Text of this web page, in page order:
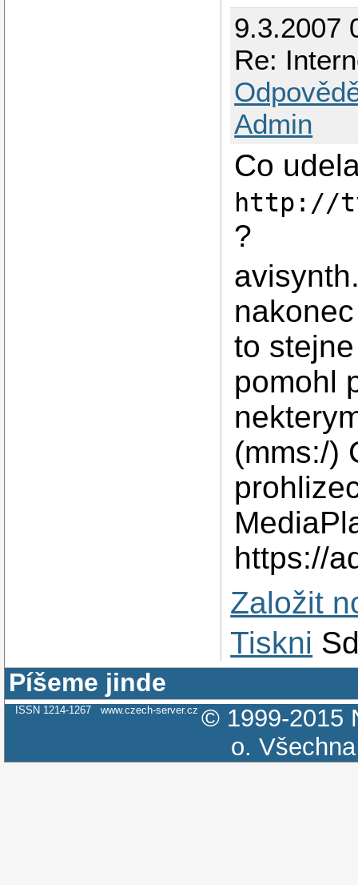
9.3.2007
Re:
Admin
Co
http://
?
to
pomohl
(mms:/)
https://
Založit
Tiskni
Píšeme jinde
ISSN 1214-1267 www.czech-server.cz © 1999-2015
o.